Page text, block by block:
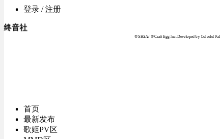
登录 / 注册
终音社
© SEGA / © Craft Egg Inc. Developed by Colorful
首页
最新发布
歌姬PV区